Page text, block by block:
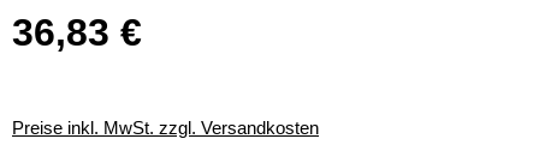
Regulärer Preis:
36,83 €
Preise inkl. MwSt. zzgl. Versandkosten